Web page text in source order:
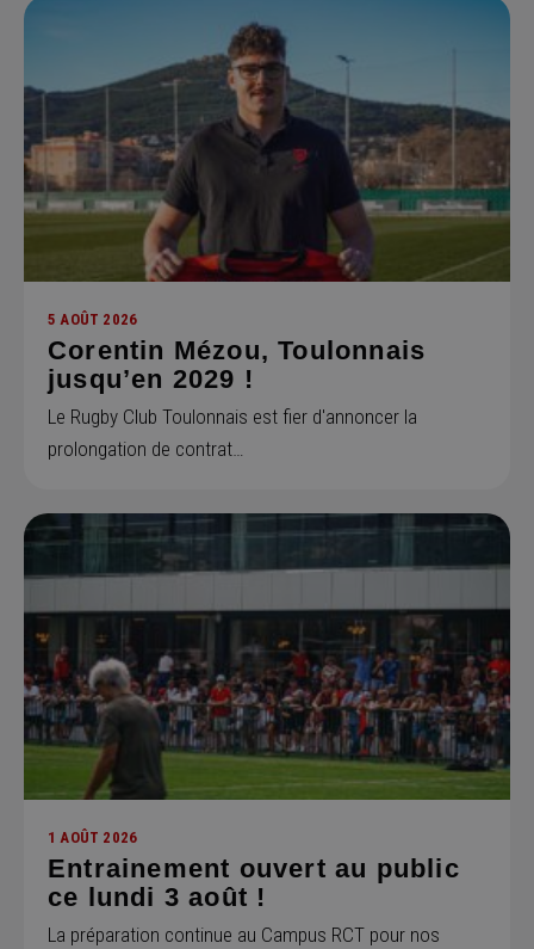
5 AOÛT 2026
Corentin Mézou, Toulonnais
jusqu’en 2029 !
Le Rugby Club Toulonnais est fier d'annoncer la
prolongation de contrat…
1 AOÛT 2026
Entrainement ouvert au public
ce lundi 3 août !
La préparation continue au Campus RCT pour nos